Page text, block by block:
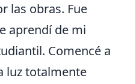
las obras. Fue
aprendí de mi
Comencé a
luz totalmente